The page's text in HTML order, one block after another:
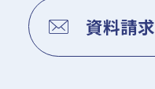
資料請求